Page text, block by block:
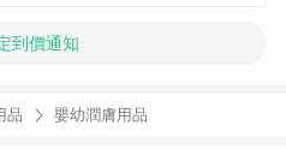
到價通知
品 嬰幼潤膚用品